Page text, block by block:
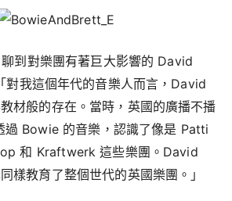
到對樂團有著巨大影響的 David
對我這個年代的音樂人而言，David
材般的存在。當時，英國的廣播不播
過 Bowie 的音樂，認識了像是 Patti
和 Kraftwerk 這些樂團。David
樣教育了整個世代的英國樂團。」